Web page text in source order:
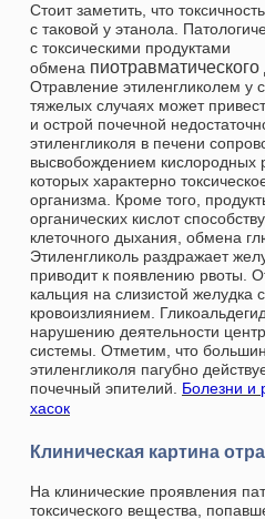
Стоит заметить, что
с таковой у этанола.
с токсическими продуктами
обмена
Отравление этиленгликолем у
тяжелых случаях может
и острой почечной
этиленгликоля в печени
высвобождением кислородных
которых характерно
организма. Кроме того,
органических кислот
клеточного дыхания, обмена
Этиленгликоль раздражает
приводит к появлению рвоты.
кальция на слизистой желудка
кровоизлиянием.
нарушению деятельности
системы. Отметим, что
этиленгликоля пагубно
почечный эпителий. Болезни и
хасок
Клиническая картина
На клинические проявления
токсического вещества,